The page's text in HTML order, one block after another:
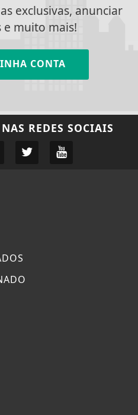
exclusivas, anunciar
e muito mais!
CONTA
NAS REDES SOCIAIS